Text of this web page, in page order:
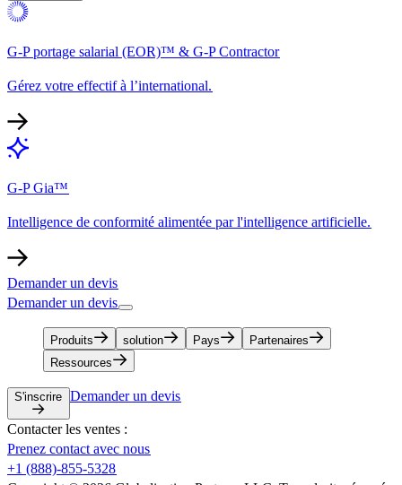
G-P portage salarial (EOR)™ & G-P Contractor​​
Gérez votre effectif à l’international.​​
G-P Gia™​​
Intelligence de conformité alimentée par l'intelligence artificielle.​​
Demander un devis​​
Demander un devis​​
Produits​​ solution​​ Pays​​
Partenaires​​
Ressources​​
S'inscrire​​ Demander un devis​​
Contacter les ventes :​​
Prenez contact avec nous​​
+1 (888)-855-5328​​